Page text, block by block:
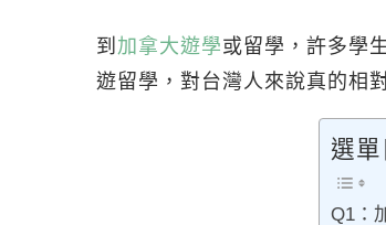
到 加拿大遊學或留學，許多學
遊留學，對台灣人來說真的相
選
Q1：